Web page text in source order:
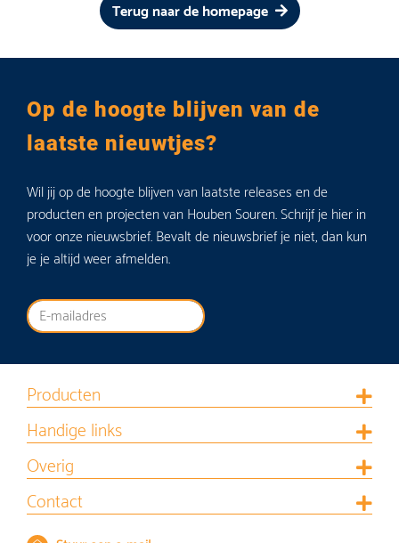
Terug naar de homepage
Op de hoogte blijven van de
laatste nieuwtjes?
Wil jij op de hoogte blijven van laatste releases en de
producten en projecten van Houben Souren. Schrijf je hier in
voor onze nieuwsbrief. Bevalt de nieuwsbrief je niet, dan kun
je je altijd weer afmelden.
Producten
Handige links
Overig
Contact